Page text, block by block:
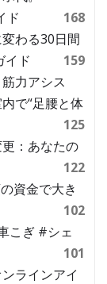
ド
168
わる30日間
イド
159
力アシス
で“足腰と体
125
：あなたの
122
資金で大き
102
こぎ #シェ
101
ラインアイ